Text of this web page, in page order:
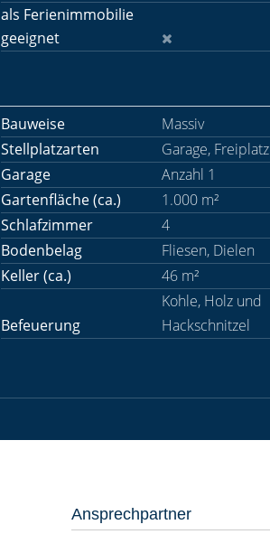
als Ferienimmobilie
geeignet
Bauweise
Massiv
Stellplatzarten
Garage, Freiplatz
Garage
Anzahl 1
Gartenfläche (ca.)
1.000 m²
Schlafzimmer
4
Bodenbelag
Fliesen, Dielen
Keller (ca.) 46 m²
Befeuerung
Kohle, Holz und
Hackschnitzel
Ansprechpartner